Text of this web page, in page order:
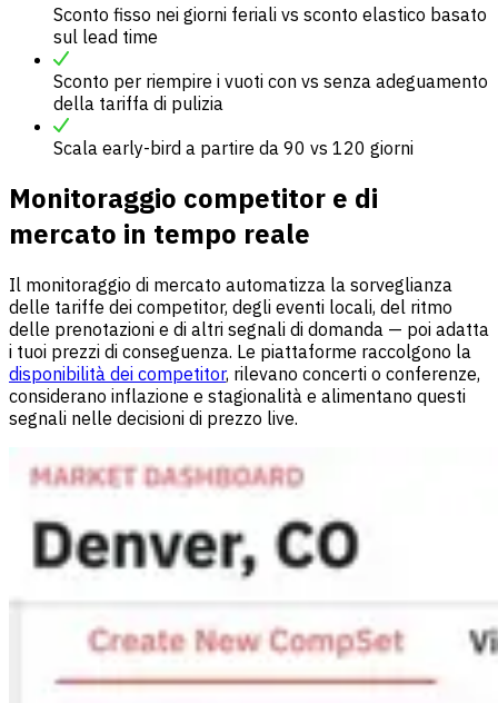
Sconto fisso nei giorni feriali vs sconto elastico basato
sul lead time
Sconto per riempire i vuoti con vs senza adeguamento
della tariffa di pulizia
Scala early-bird a partire da 90 vs 120 giorni
Monitoraggio competitor e di
mercato in tempo reale
Il monitoraggio di mercato automatizza la sorveglianza
delle tariffe dei competitor, degli eventi locali, del ritmo
delle prenotazioni e di altri segnali di domanda — poi adatta
i tuoi prezzi di conseguenza. Le piattaforme raccolgono la
disponibilità dei competitor, rilevano concerti o conferenze,
considerano inflazione e stagionalità e alimentano questi
segnali nelle decisioni di prezzo live.